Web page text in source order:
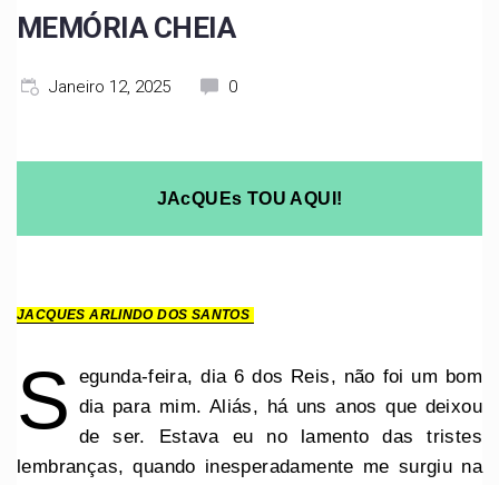
MEMÓRIA CHEIA
Janeiro 12, 2025 0
JAcQUEs TOU AQUI!
JACQUES ARLINDO DOS SANTOS
S egunda-feira, dia 6 dos Reis, não foi um bom
dia para mim. Aliás, há uns anos que deixou
de ser. Estava eu no lamento das tristes
lembranças, quando inesperadamente me surgiu na